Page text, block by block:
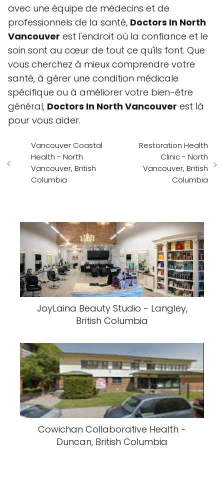
avec une équipe de médecins et de
professionnels de la santé, Doctors In North
Vancouver est l'endroit où la confiance et le
soin sont au cœur de tout ce qu'ils font. Que
vous cherchez à mieux comprendre votre
santé, à gérer une condition médicale
spécifique ou à améliorer votre bien-être
général, Doctors In North Vancouver est là
pour vous aider.
Vancouver Coastal
Health - North
Vancouver, British
Columbia
Restoration Health
Clinic - North
Vancouver, British
Columbia
JoyLaina Beauty Studio - Langley,
British Columbia
Cowichan Collaborative Health -
Duncan, British Columbia